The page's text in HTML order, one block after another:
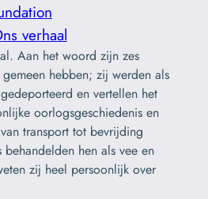
verhaal
Aan het woord zijn zes
hebben; zij werden als
en vertellen het
oorlogsgeschiedenis en
transport tot bevrijding
hen als vee en
zij heel persoonlijk over